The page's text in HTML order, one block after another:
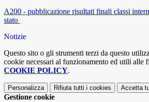
A200 - pubblicazione risultati finali classi
stato
Notizie
Questo sito o gli strumenti terzi da questo
cookie necessari al funzionamento ed utili alle
COOKIE POLICY.
Personalizza Rifiuta tutti i cookies Accetta
Gestione cookie